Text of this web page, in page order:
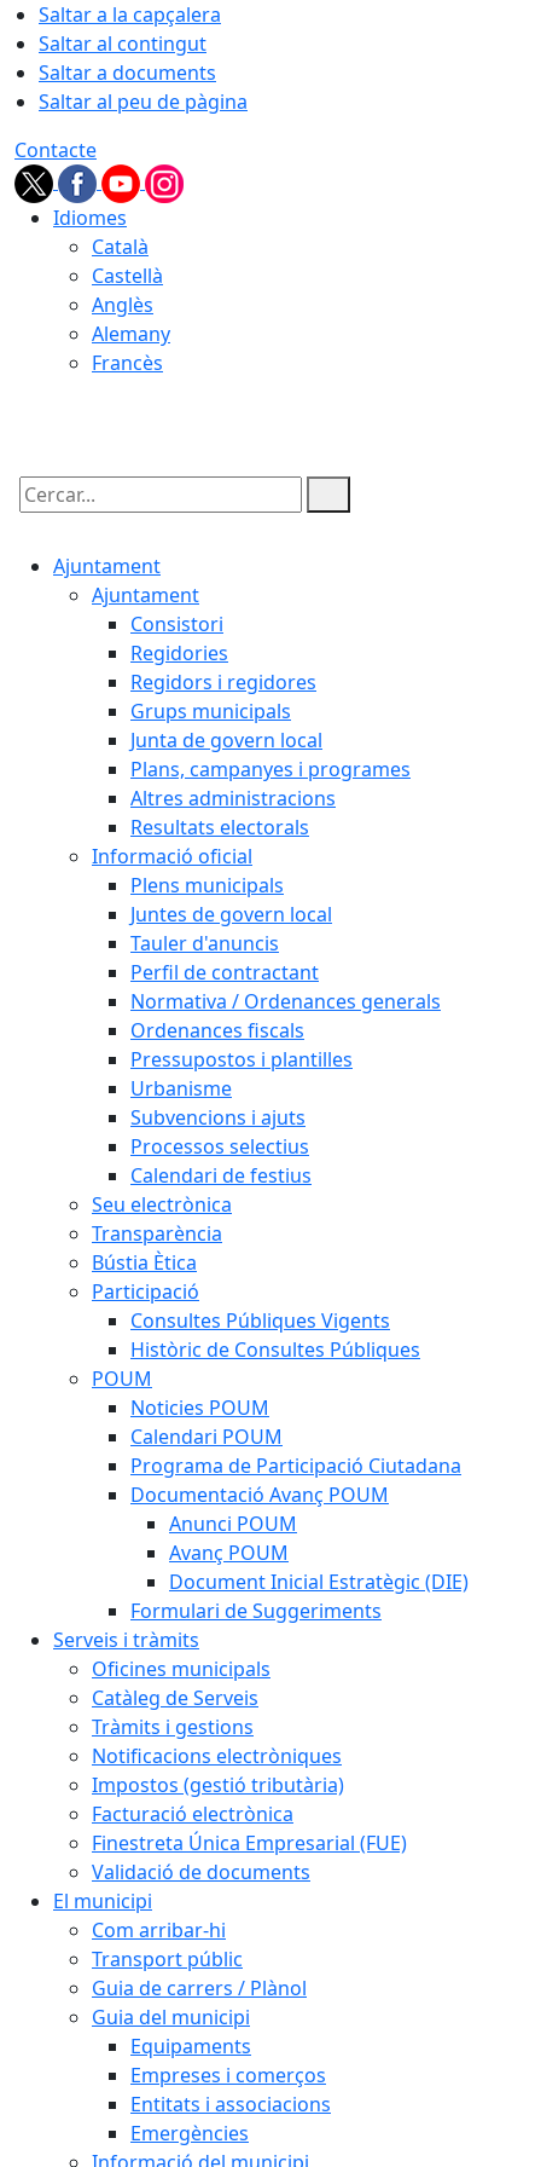
Saltar a la capçalera
Saltar al contingut
Saltar a documents
Saltar al peu de pàgina
Contacte
Idiomes
Català
Castellà
Anglès
Alemany
Francès
Cercar:
Ajuntament
Ajuntament
Consistori
Regidories
Regidors i regidores
Grups municipals
Junta de govern local
Plans, campanyes i programes
Altres administracions
Resultats electorals
Informació oficial
Plens municipals
Juntes de govern local
Tauler d'anuncis
Perfil de contractant
Normativa / Ordenances generals
Ordenances fiscals
Pressupostos i plantilles
Urbanisme
Subvencions i ajuts
Processos selectius
Calendari de festius
Seu electrònica
Transparència
Bústia Ètica
Participació
Consultes Públiques Vigents
Històric de Consultes Públiques
POUM
Noticies POUM
Calendari POUM
Programa de Participació Ciutadana
Documentació Avanç POUM
Anunci POUM
Avanç POUM
Document Inicial Estratègic (DIE)
Formulari de Suggeriments
Serveis i tràmits
Oficines municipals
Catàleg de Serveis
Tràmits i gestions
Notificacions electròniques
Impostos (gestió tributària)
Facturació electrònica
Finestreta Única Empresarial (FUE)
Validació de documents
El municipi
Com arribar-hi
Transport públic
Guia de carrers / Plànol
Guia del municipi
Equipaments
Empreses i comerços
Entitats i associacions
Emergències